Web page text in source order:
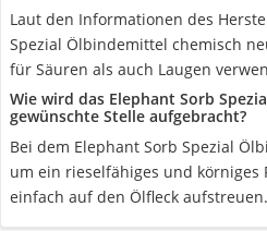
Laut den Informationen des
Spezial Ölbindemittel chemisch
für Säuren als auch Laugen
Wie wird das Elephant Sorb
gewünschte Stelle aufgebracht?
Bei dem Elephant Sorb Spezial
um ein rieselfähiges und körniges
einfach auf den Ölfleck aufstreuen.